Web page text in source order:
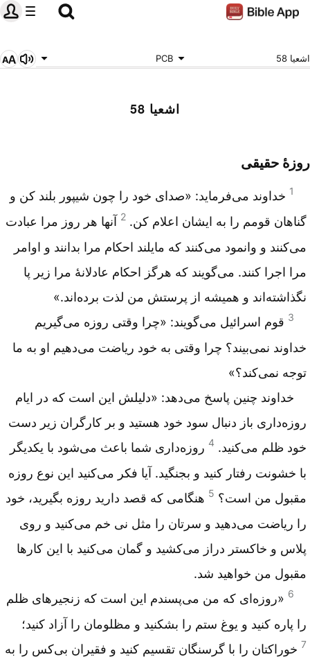
اشعیا 58 PCB
اشعیا 58
روزهٔ حقیقی
1 خداوند می‌فرماید: «صدای خود را چون شیپور بلند کن و
گناهان قومم را به ایشان اعلام کن. 2 آنها هر روز مرا عبادت
می‌کنند و وانمود می‌کنند که مایلند احکام مرا بدانند و اوامر
مرا اجرا کنند. می‌گویند که هرگز احکام عادلانهٔ مرا زیر پا
نگذاشته‌اند و همیشه از پرستش من لذت برده‌اند.»
3 قوم اسرائیل می‌گویند: «چرا وقتی روزه می‌گیریم
خداوند نمی‌بیند؟ چرا وقتی به خود ریاضت می‌دهیم او به ما
توجه نمی‌کند؟»
خداوند چنین پاسخ می‌دهد: «دلیلش این است که در ایام
روزه‌داری باز دنبال سود خود هستید و بر کارگران زیر دست
خود ظلم می‌کنید. 4 روزه‌داری شما باعث می‌شود با یکدیگر
با خشونت رفتار کنید و بجنگید. آیا فکر می‌کنید این نوع روزه
مقبول من است؟ 5 هنگامی که قصد دارید روزه بگیرید، خود
را ریاضت می‌دهید و سرتان را مثل نی خم می‌کنید و روی
پلاس و خاکستر دراز می‌کشید و گمان می‌کنید با این کارها
مقبول من خواهید شد.
6 «روزه‌ای که من می‌پسندم این است که زنجیرهای ظلم
را پاره کنید و یوغ ستم را بشکنید و مظلومان را آزاد کنید؛
7 خوراکتان را با گرسنگان تقسیم کنید و فقیران بی‌کس را به